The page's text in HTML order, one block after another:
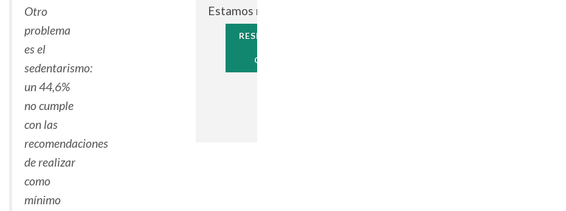
Otro
problema
es el
sedentarismo:
un 44,6%
no cumple
con las
recomendaciones
de realizar
como
mínimo
Estamos muy cerca de ti.
RESERVA CITA
ONLINE